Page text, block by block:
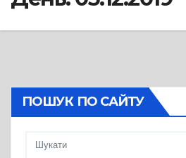
ПОШУК ПО САЙТУ